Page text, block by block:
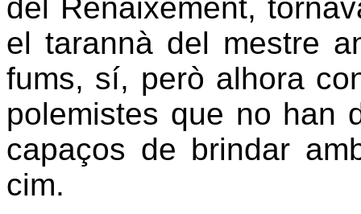
del Renaixement,
el tarannà del mestre
fums, sí, però alhora
polemistes que no han
capaços de brindar
cim.